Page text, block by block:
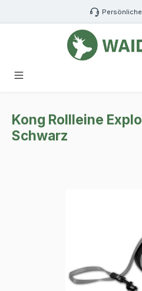
Zum Hauptinhalt springen
Kong Rollleine
Schwarz